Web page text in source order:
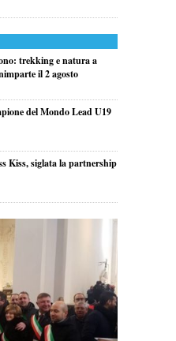
trekking e natura a
il 2 agosto
del Mondo Lead U19
Kiss, siglata la partnership